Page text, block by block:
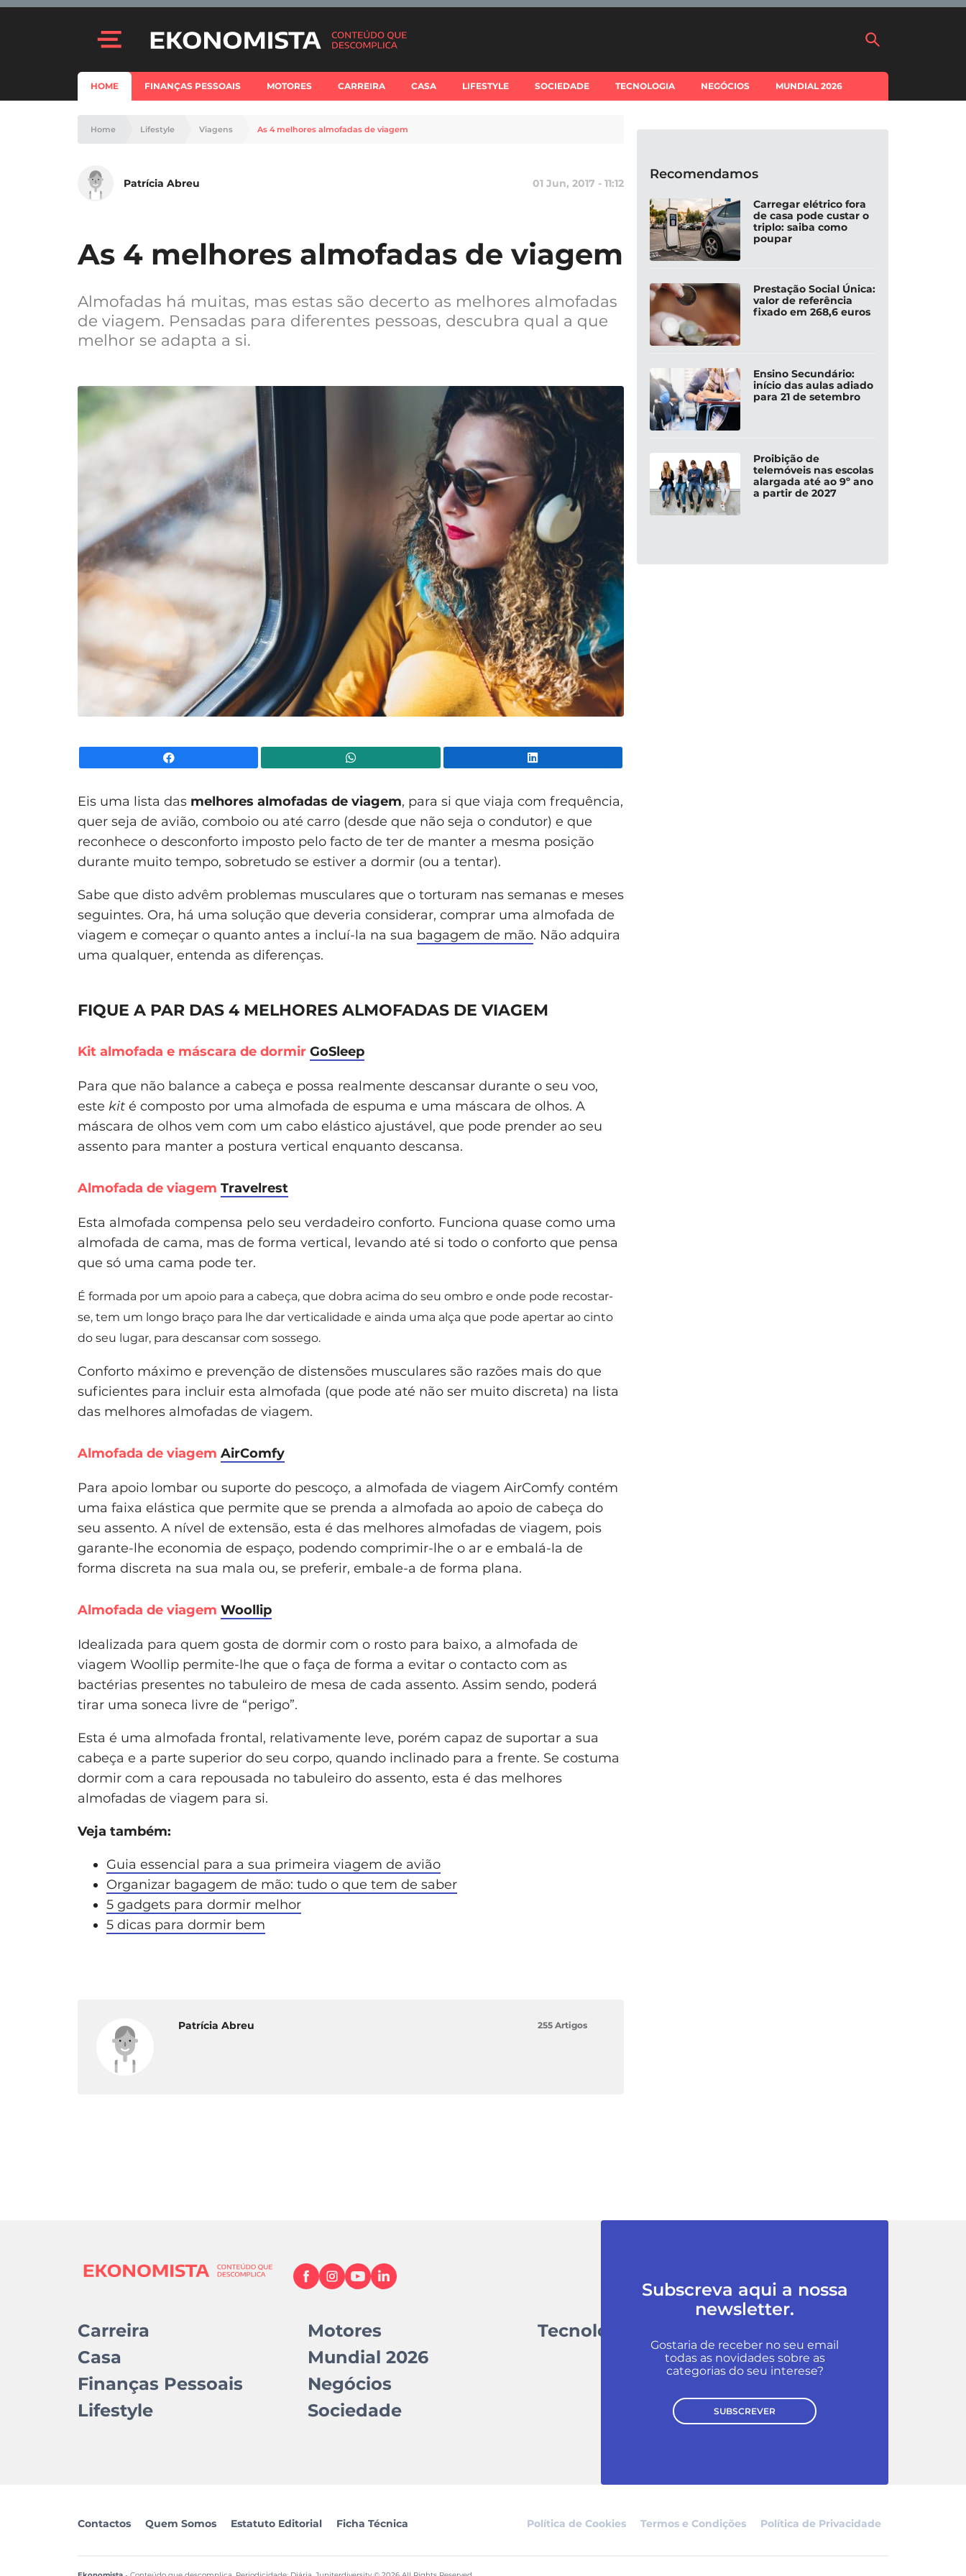
HOME FINANÇAS PESSOAIS MOTORES CARREIRA CASA LIFESTYLE SOCIEDADE TECNOLOGIA NEGÓCIOS MUNDIAL 2026
Home Lifestyle Viagens As 4 melhores almofadas de viagem
Patrícia Abreu 01 Jun, 2017 - 11:12
As 4 melhores almofadas de viagem
Almofadas há muitas, mas estas são decerto as melhores almofadas
de viagem. Pensadas para diferentes pessoas, descubra qual a que
melhor se adapta a si.
Eis uma lista das melhores almofadas de viagem, para si que viaja com frequência,
quer seja de avião, comboio ou até carro (desde que não seja o condutor) e que
reconhece o desconforto imposto pelo facto de ter de manter a mesma posição
durante muito tempo, sobretudo se estiver a dormir (ou a tentar).
Sabe que disto advêm problemas musculares que o torturam nas semanas e meses
seguintes. Ora, há uma solução que deveria considerar, comprar uma almofada de
viagem e começar o quanto antes a incluí-la na sua bagagem de mão. Não adquira
uma qualquer, entenda as diferenças.
FIQUE A PAR DAS 4 MELHORES ALMOFADAS DE VIAGEM
Kit almofada e máscara de dormir GoSleep
Para que não balance a cabeça e possa realmente descansar durante o seu voo,
este kit é composto por uma almofada de espuma e uma máscara de olhos. A
máscara de olhos vem com um cabo elástico ajustável, que pode prender ao seu
assento para manter a postura vertical enquanto descansa.
Almofada de viagem Travelrest
Esta almofada compensa pelo seu verdadeiro conforto. Funciona quase como uma
almofada de cama, mas de forma vertical, levando até si todo o conforto que pensa
que só uma cama pode ter.
É formada por um apoio para a cabeça, que dobra acima do seu ombro e onde pode recostar-
se, tem um longo braço para lhe dar verticalidade e ainda uma alça que pode apertar ao cinto
do seu lugar, para descansar com sossego.
Conforto máximo e prevenção de distensões musculares são razões mais do que
suficientes para incluir esta almofada (que pode até não ser muito discreta) na lista
das melhores almofadas de viagem.
Almofada de viagem AirComfy
Para apoio lombar ou suporte do pescoço, a almofada de viagem AirComfy contém
uma faixa elástica que permite que se prenda a almofada ao apoio de cabeça do
seu assento. A nível de extensão, esta é das melhores almofadas de viagem, pois
garante-lhe economia de espaço, podendo comprimir-lhe o ar e embalá-la de
forma discreta na sua mala ou, se preferir, embale-a de forma plana.
Almofada de viagem Woollip
Idealizada para quem gosta de dormir com o rosto para baixo, a almofada de
viagem Woollip permite-lhe que o faça de forma a evitar o contacto com as
bactérias presentes no tabuleiro de mesa de cada assento. Assim sendo, poderá
tirar uma soneca livre de “perigo”.
Esta é uma almofada frontal, relativamente leve, porém capaz de suportar a sua
cabeça e a parte superior do seu corpo, quando inclinado para a frente. Se costuma
dormir com a cara repousada no tabuleiro do assento, esta é das melhores
almofadas de viagem para si.
Veja também:
Guia essencial para a sua primeira viagem de avião
Organizar bagagem de mão: tudo o que tem de saber
5 gadgets para dormir melhor
5 dicas para dormir bem
Patrícia Abreu 255 Artigos
Recomendamos
Carregar elétrico fora
de casa pode custar o
triplo: saiba como
poupar
Prestação Social Única:
valor de referência
fixado em 268,6 euros
Ensino Secundário:
início das aulas adiado
para 21 de setembro
Proibição de
telemóveis nas escolas
alargada até ao 9º ano
a partir de 2027
Carreira
Casa
Finanças Pessoais
Lifestyle
Motores
Mundial 2026
Negócios
Sociedade
Tecnologia
Subscreva aqui a nossa
newsletter.
Gostaria de receber no seu email
todas as novidades sobre as
categorias do seu interese?
SUBSCREVER
Contactos Quem Somos Estatuto Editorial Ficha Técnica Política de Cookies Termos e Condições Política de Privacidade